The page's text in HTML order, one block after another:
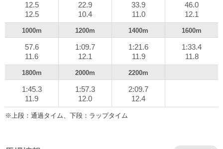
パンサラッサが食い下がるものの、タイトルホルダーが
これを交わしてあっさり先頭。後続を引き離していく。中
団馬群の中で余力があったヒシイグアスや、外目を回って
きたデアリングタクトも良く伸びるが、タイトルホルダー
に追いつく気配はない。
結局、タイトルホルダーが後続を寄せ付けることなく押
し切って優勝。ファン投票1位に応え、天皇賞・春からのGI
連勝を飾った。勝ちタイムは2分09秒7(良、コースレコー
12.5
12.5
22.9
10.4
33.9
11.0
46.0
12.1
1000m 1200m 1400m 1600m
57.6
11.6
1:09.7
12.1
1:21.6
11.9
1:33.4
11.8
1800m 2000m 2200m
1:45.3
11.9
1:57.3
12.0
2:09.7
12.4
※上段：通過タイム、下段：ラップタイム